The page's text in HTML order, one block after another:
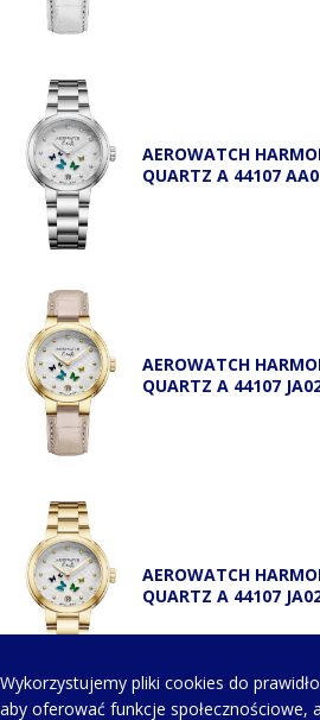
AEROWATCH
QUARTZ A 44107
AEROWATCH
QUARTZ A 44107
AEROWATCH
QUARTZ A 44107
Wykorzystujemy pliki cookies do
aby oferować funkcje społecznościowe,